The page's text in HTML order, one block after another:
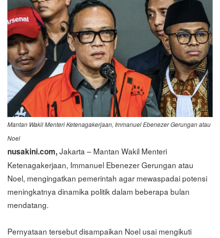
Mantan Wakil Menteri Ketenagakerjaan, Immanuel Ebenezer Gerungan atau
Noel
nusakini.com,Jakarta – Mantan Wakil Menteri
Ketenagakerjaan, Immanuel Ebenezer Gerungan atau
Noel, mengingatkan pemerintah agar mewaspadai potensi
meningkatnya dinamika politik dalam beberapa bulan
mendatang.
Pernyataan tersebut disampaikan Noel usai mengikuti